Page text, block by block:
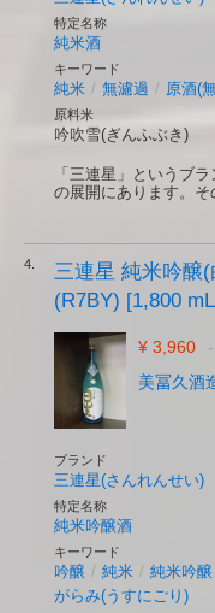
特定名称
純米酒
キーワード
純米 / 無濾過 / 原酒(
原料米
吟吹雪(ぎんふぶき)
「三連星」というブ
の展開にあります。
4.
三連星 純米吟醸
(R7BY) [1,800
¥ 3,960 -
美冨久酒
ブランド
三連星(さんれんせい)
特定名称
純米吟醸酒
キーワード
吟醸 / 純米 / 純米吟醸
がらみ(うすにごり)